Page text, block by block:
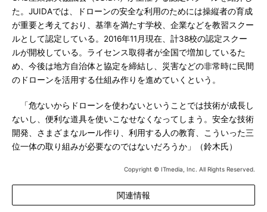
た。JUIDAでは、ドローンの安全な利用のためには操縦者の育成
が重要と考えており、基準を満たす学校、企業などを教習スクー
ルとして認定している。2016年11月現在、計38校の認定スクー
ルが開校している。ライセンス取得者が全国で増加しているた
め、今後は地方自治体と協定を締結し、災害などの非常時に民間
のドローンを活用する仕組み作りを進めていくという。
「危ないからドローンを使わないということでは技術が成長し
ないし、便利な道具を使いこなせなくなってしまう。安全な技術
開発、さまざまなルール作り、利用する人の教育、こういった三
位一体の取り組みが必要なのではないだろうか」（鈴木氏）
Copyright © ITmedia, Inc. All Rights Reserved.
関連情報